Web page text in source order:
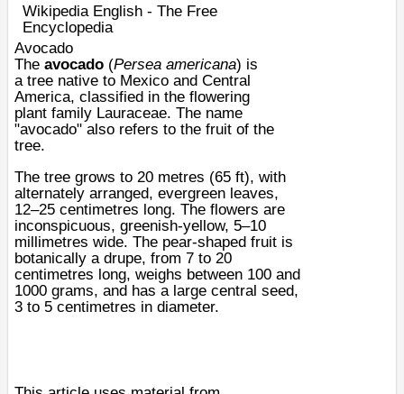
Wikipedia English - The Free
Encyclopedia
Avocado
The avocado (Persea americana) is
a tree native to Mexico and Central
America, classified in the flowering
plant family Lauraceae. The name
"avocado" also refers to the fruit of the
tree.
The tree grows to 20 metres (65 ft), with
alternately arranged, evergreen leaves,
12–25 centimetres long. The flowers are
inconspicuous, greenish-yellow, 5–10
millimetres wide. The pear-shaped fruit is
botanically a drupe, from 7 to 20
centimetres long, weighs between 100 and
1000 grams, and has a large central seed,
3 to 5 centimetres in diameter.